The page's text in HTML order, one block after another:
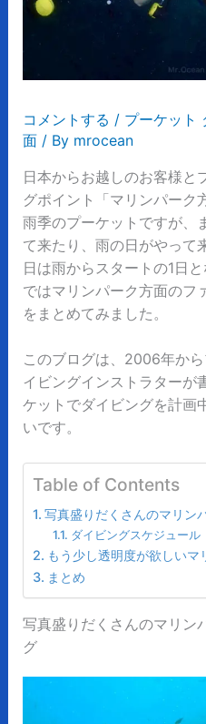
コメントする / プーケット
面/ By mrocean
日本からお越しのお客様と
グポイント「マリンパーク
雨季のプーケットですが、
て来たり、雨の日がやって
日は雨からスタートの1日
ではマリンパーク方面のフ
をまとめてみました。
このブログは、 2006年か
イビングインストラターが
ケットでダイビングを計画
いです。
Table of Contents
写真盛りだくさんのマリン
ダイビングスケジュール
もう少し透明度が欲しいマ
まとめ
写真盛りだくさんのマリン
グ